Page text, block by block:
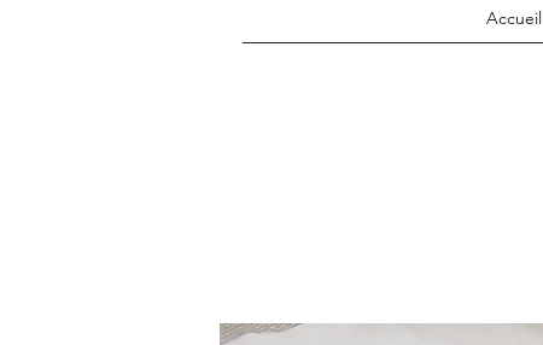
Accueil